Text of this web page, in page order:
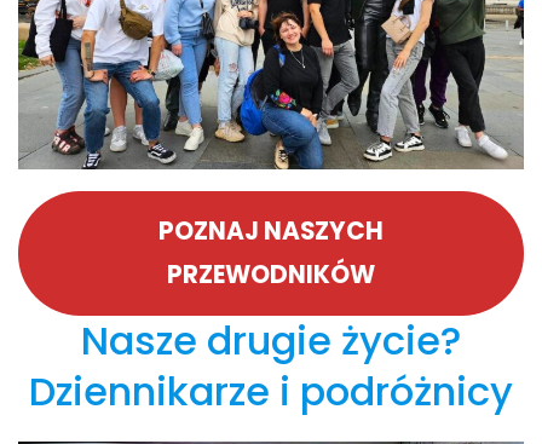
POZNAJ NASZYCH
PRZEWODNIKÓW
Nasze drugie życie?
Dziennikarze i podróżnicy